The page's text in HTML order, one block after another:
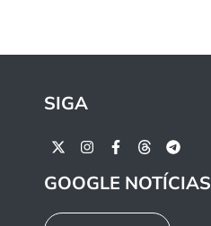
SIGA
GOOGLE NOTÍCIAS